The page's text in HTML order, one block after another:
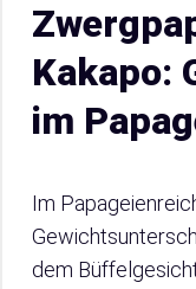
Kakapo:
im
Im
dem